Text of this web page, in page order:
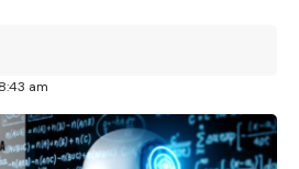
am